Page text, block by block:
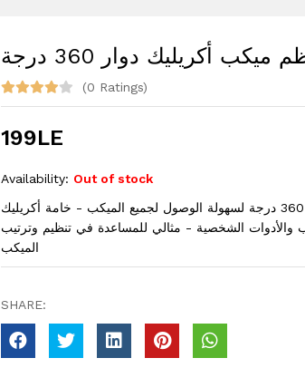
ميكب أكريليك دوار 360 درجة
(0 Ratings)
199LE
Availability: Out of stock
منظم ميكب أكريليك دوار 360 درجة - تصميم دوار 360 درجة لسهولة الوصول لجميع الميكب - خامة أكريليك
والأدوات الشخصية - مثالي للمساعدة في تنظيم وترتيب
الميكب
SHARE: